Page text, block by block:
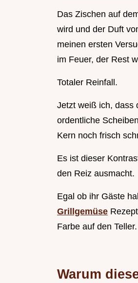
Das Zischen auf
wird und der Duft
meinen ersten
im Feuer, der Rest
Totaler Reinfall.
Jetzt weiß ich, dass
ordentliche
Kern noch frisch
Es ist dieser
den Reiz ausmacht.
Egal ob ihr Gäste
Grillgemüse
Farbe auf den Teller.
Warum